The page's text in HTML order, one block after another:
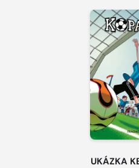
UKÁZKA